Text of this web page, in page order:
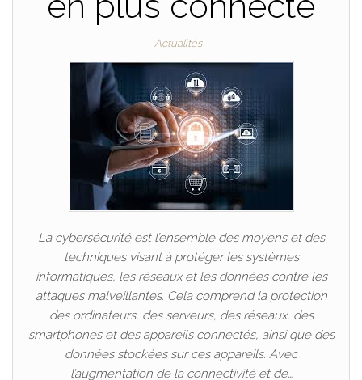
Actualités
La cybersécurité est l’ensemble des moyens et des
techniques visant à protéger les systèmes
informatiques, les réseaux et les données contre les
attaques malveillantes. Cela comprend la protection
des ordinateurs, des serveurs, des réseaux, des
smartphones et des appareils connectés, ainsi que des
données stockées sur ces appareils. Avec
l’augmentation de la connectivité et de…